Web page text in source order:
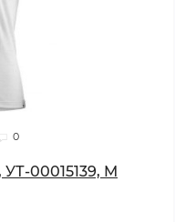
0
00015139, M